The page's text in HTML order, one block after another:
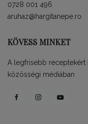
0728 001 496
aruhaz@hargitanepe.ro
KÖVESS MINKET
A legfrisebb receptekért
közösségi médiában